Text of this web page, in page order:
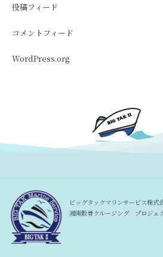
投稿フィード
コメントフィード
WordPress.org
ビッグタックマリンサービス株式
湘南散骨クルージング プロジェ